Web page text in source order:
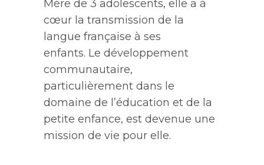
Mère de 3 adolescents, elle a à
cœur la transmission de la
langue française à ses
enfants. Le développement
communautaire,
particulièrement dans le
domaine de l’éducation et de la
petite enfance, est devenue une
mission de vie pour elle.